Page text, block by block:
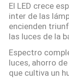
El LED crece
inter de las
encienden
las luces de la
Espectro
luces, ahorro
que cultiva un